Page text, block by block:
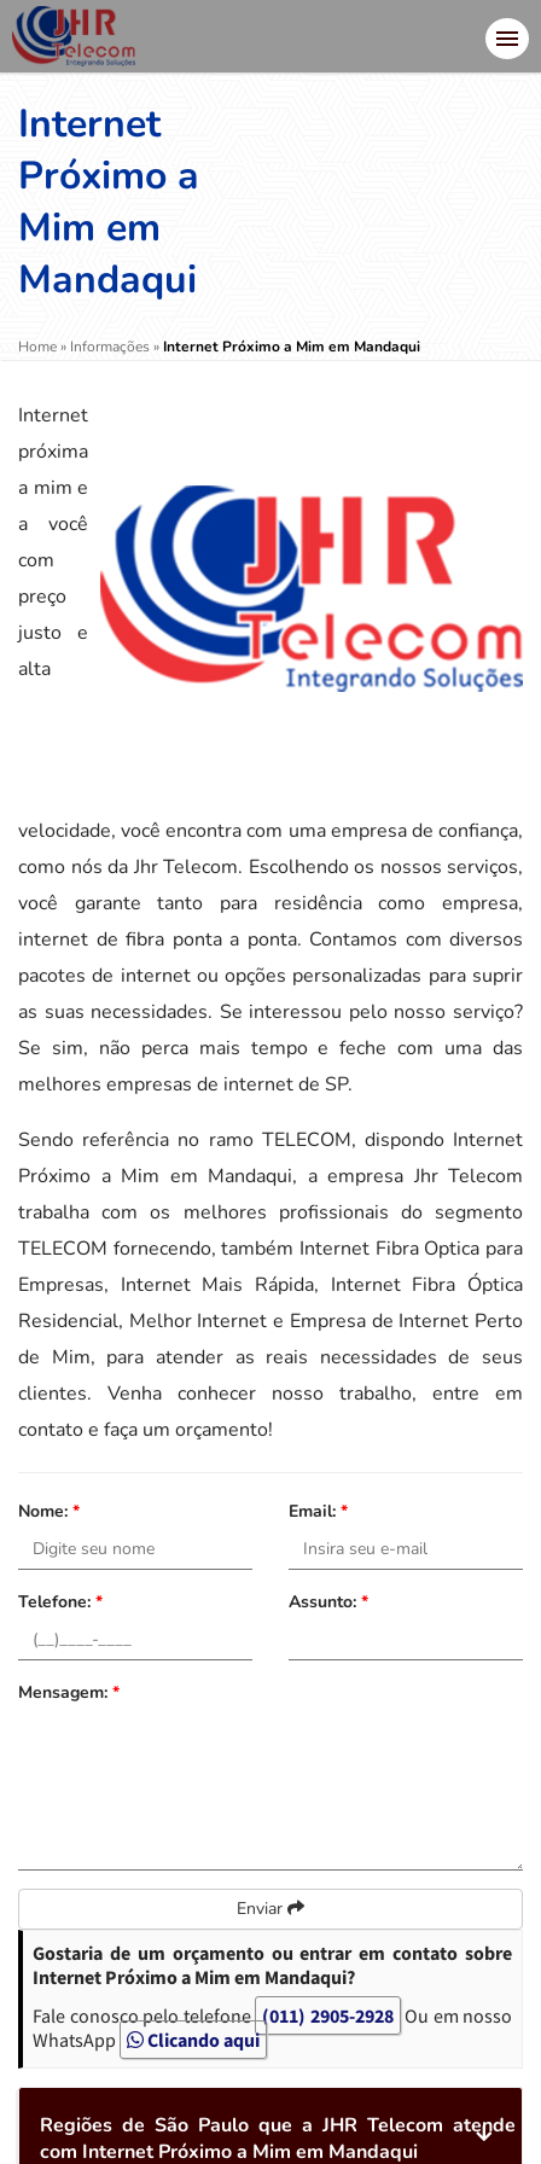
Internet
Próximo a
Mim em
Mandaqui
Home» Informações» Internet Próximo a Mim em Mandaqui
Internet
próxima
a mim e
a você
com
preço
justo e
alta
velocidade, você encontra com uma empresa de confiança,
como nós da Jhr Telecom. Escolhendo os nossos serviços,
você garante tanto para residência como empresa,
internet de fibra ponta a ponta. Contamos com diversos
pacotes de internet ou opções personalizadas para suprir
as suas necessidades. Se interessou pelo nosso serviço?
Se sim, não perca mais tempo e feche com uma das
melhores empresas de internet de SP.
Sendo referência no ramo TELECOM, dispondo Internet
Próximo a Mim em Mandaqui, a empresa Jhr Telecom
trabalha com os melhores profissionais do segmento
TELECOM fornecendo, também Internet Fibra Optica para
Empresas, Internet Mais Rápida, Internet Fibra Óptica
Residencial, Melhor Internet e Empresa de Internet Perto
de Mim, para atender as reais necessidades de seus
clientes. Venha conhecer nosso trabalho, entre em
contato e faça um orçamento!
Nome: * Email: *
Telefone: * Assunto: *
Mensagem: *
Enviar
Gostaria de um orçamento ou entrar em contato sobre
Internet Próximo a Mim em Mandaqui?
Fale conosco pelo telefone (011) 2905-2928 Ou em nosso
WhatsApp
Clicando aqui
Regiões de São Paulo que a JHR Telecom atende
com Internet Próximo a Mim em Mandaqui